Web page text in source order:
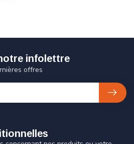
infolettre
offres